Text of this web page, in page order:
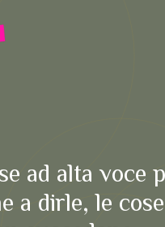
ad alta voce
a dirle, le